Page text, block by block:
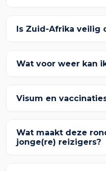
Is Zuid-Afrika veilig
Wat voor weer kan
Visum en
Wat maakt deze
jonge(re) reizigers?